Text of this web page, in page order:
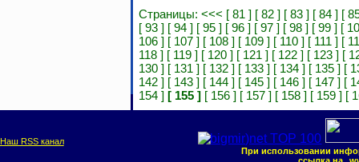
Страницы: <<< [ 81 ] [ 82 ] [ 83 ] [ 84 ] [
[ 93 ] [ 94 ] [ 95 ] [ 96 ] [ 97 ] [ 98 ] [ 99 ] [
106 ] [ 107 ] [ 108 ] [ 109 ] [ 110 ] [ 111 ] [
118 ] [ 119 ] [ 120 ] [ 121 ] [ 122 ] [ 123 ] [
130 ] [ 131 ] [ 132 ] [ 133 ] [ 134 ] [ 135 ] [
142 ] [ 143 ] [ 144 ] [ 145 ] [ 146 ] [ 147 ] [
154 ] [ 155 ] [ 156 ] [ 157 ] [ 158 ] [ 159 ] [
Наш RSS канал
При использовании